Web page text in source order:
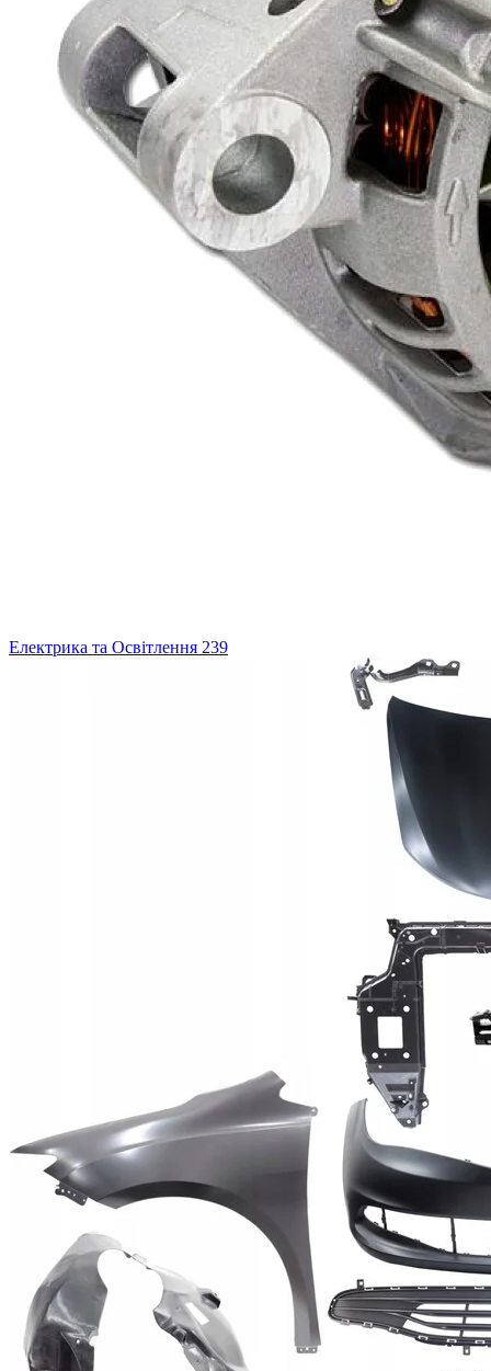
Електрика та Освітлення 239